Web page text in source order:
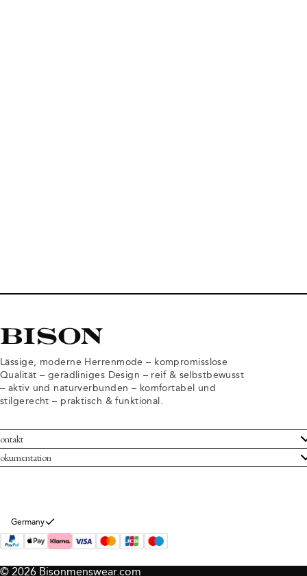
Lässige, moderne Herrenmode – kompromisslose
Qualität – geradliniges Design – reif & selbstbewusst
– aktiv und naturverbunden – komfortabel und
stilgerecht – praktisch & funktional.
Bison
Geschäftsbedingungen
Informationen
Germany
© 2026 Bisonmenswear.com